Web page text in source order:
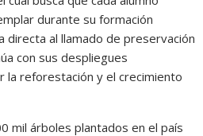
durante su formación
directa al llamado de preservación
con sus despliegues
la reforestación y el crecimiento
mil árboles plantados en el país